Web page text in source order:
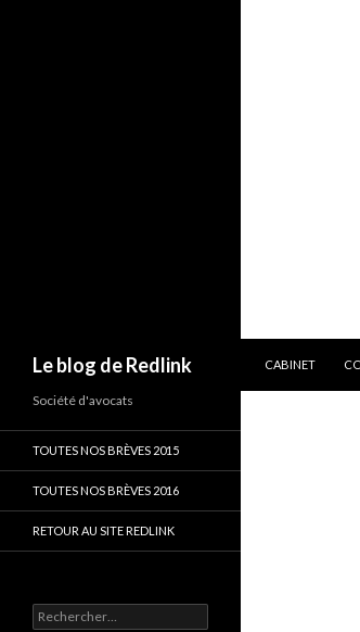
Le blog de Redlink
CABINET
Société d'avocats
TOUTES NOS BRÈVES 2015
TOUTES NOS BRÈVES 2016
RETOUR AU SITE REDLINK
Rechercher :